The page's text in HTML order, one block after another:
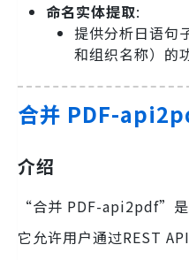
命名实体提取:
提供分析日语句
和组织名称）的
合并 PDF-
介绍
“合并 PDF-api2pdf”是
它允许用户通过REST